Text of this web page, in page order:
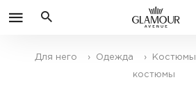
Для него › Одежда › Костюмы
костюмы